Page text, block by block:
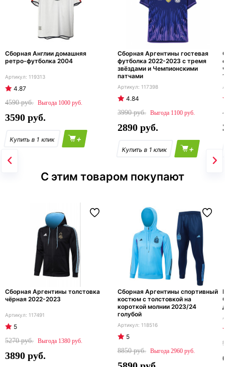
Сборная Англии домашняя
ретро-футболка 2004
119313
4.87
4590
1000
3590
+
Сборная Аргентины гостевая
футболка 2022-2023 с тремя
звёздами и Чемпионскими
патчами
117398
4.84
3990
1100
2890
+
С этим товаром покупают
Сборная Аргентины толстовка
чёрная 2022-2023
117491
5
5270
1380
3890
Сборная Аргентины спортивный
костюм с толстовкой на
короткой молнии 2023/24
голубой
118516
5
8850
2960